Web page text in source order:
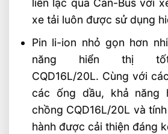
xe tải luôn được sử dụng
Pin li-ion nhỏ gọn hơn
năng hiển thị
CQD16L/20L. Cùng với
các ống dầu, khả năng
chồng CQD16L/20L và
hành được cải thiện đáng